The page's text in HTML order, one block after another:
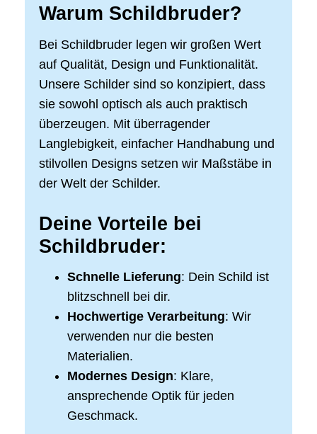
Warum Schildbruder?
Bei Schildbruder legen wir großen Wert
auf Qualität, Design und Funktionalität.
Unsere Schilder sind so konzipiert, dass
sie sowohl optisch als auch praktisch
überzeugen. Mit überragender
Langlebigkeit, einfacher Handhabung und
stilvollen Designs setzen wir Maßstäbe in
der Welt der Schilder.
Deine Vorteile bei
Schildbruder:
Schnelle Lieferung: Dein Schild ist
blitzschnell bei dir.
Hochwertige Verarbeitung: Wir
verwenden nur die besten
Materialien.
Modernes Design: Klare,
ansprechende Optik für jeden
Geschmack.